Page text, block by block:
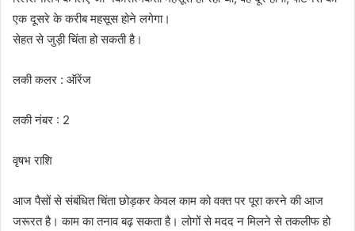
एक दूसरे के करीब महसूस होने लगेगा।
सेहत से जुड़ी चिंता हो सकती है।
लकी कलर : ऑरेंज
लकी नंबर : 2
वृषभ राशि
आज पैसों से संबंधित चिंता छोड़कर केवल काम को वक्त पर पूरा करने की आज
जरूरत है। काम का तनाव बढ़ सकता है। लोगों से मदद न मिलने से तकलीफ हो